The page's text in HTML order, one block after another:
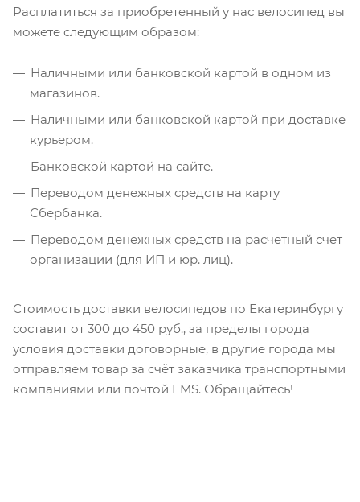
Расплатиться за приобретенный у нас велосипед вы
можете следующим образом:
Наличными или банковской картой в одном из
магазинов.
Наличными или банковской картой при доставке
курьером.
Банковской картой на сайте.
Переводом денежных средств на карту
Сбербанка.
Переводом денежных средств на расчетный счет
организации (для ИП и юр. лиц).
Стоимость доставки велосипедов по Екатеринбургу
составит от 300 до 450 руб., за пределы города
условия доставки договорные, в другие города мы
отправляем товар за счёт заказчика транспортными
компаниями или почтой EMS. Обращайтесь!